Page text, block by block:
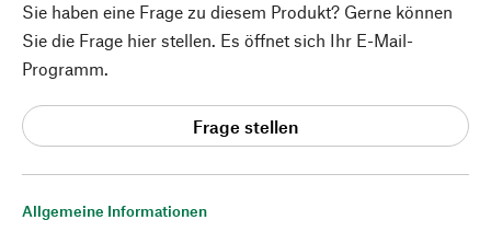
Allgemeine Informationen
Sie haben eine Frage zu diesem Produkt? Gerne können
Sie die Frage hier stellen. Es öffnet sich Ihr E-Mail-
Programm.
Frage stellen